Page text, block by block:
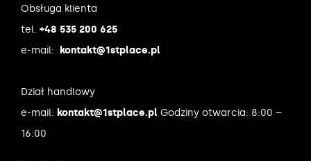
Obsługa klienta
tel. +48 535 200 625
e-mail:
kontakt@1stplace.pl
Dział handlowy
e-mail: kontakt@1stplace.pl Godziny otwarcia: 8:00 –
16:00